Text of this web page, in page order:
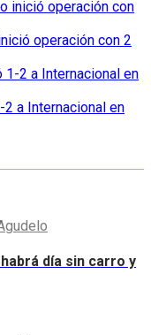
operación con 2
a Internacional en
día sin carro y